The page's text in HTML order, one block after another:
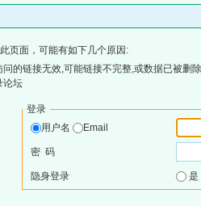
页面，可能有如下几个原因:
的链接无效,可能链接不完整,或数据已被删
论坛
登录
用户名
Email
密 码
隐身登录